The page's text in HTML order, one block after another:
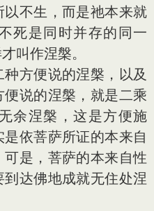
不生，而是祂本来就
死是同时并存的同一
叫作涅槃。
方便说的涅槃，以及
说的涅槃，就是二乘
余涅槃，这是方便施
依菩萨所证的本来自
是，菩萨的本来自性
达佛地成就无住处涅